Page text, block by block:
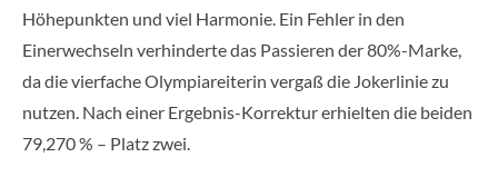
Höhepunkten und viel Harmonie. Ein Fehler in den
Einerwechseln verhinderte das Passieren der 80%-Marke,
da die vierfache Olympiareiterin vergaß die Jokerlinie zu
nutzen. Nach einer Ergebnis-Korrektur erhielten die beiden
79,270 % – Platz zwei.